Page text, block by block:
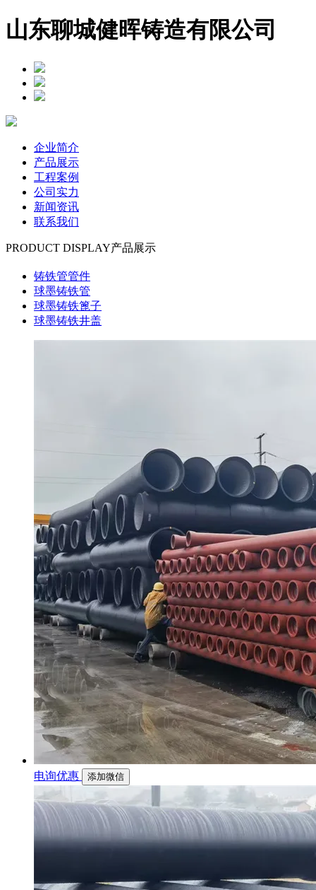
山东聊城健晖铸造有限公司
企业简介
产品展示
工程案例
公司实力
新闻资讯
联系我们
PRODUCT DISPLAY产品展示
铸铁管管件
球墨铸铁管
球墨铸铁篦子
球墨铸铁井盖
电询优惠 添加微信